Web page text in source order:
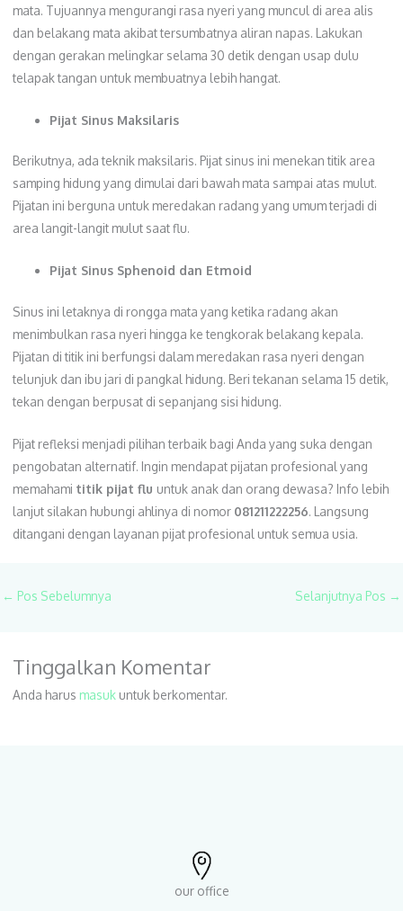
mata. Tujuannya mengurangi rasa nyeri yang muncul di area alis
dan belakang mata akibat tersumbatnya aliran napas. Lakukan
dengan gerakan melingkar selama 30 detik dengan usap dulu
telapak tangan untuk membuatnya lebih hangat.
Pijat Sinus Maksilaris
Berikutnya, ada teknik maksilaris. Pijat sinus ini menekan titik area
samping hidung yang dimulai dari bawah mata sampai atas mulut.
Pijatan ini berguna untuk meredakan radang yang umum terjadi di
area langit-langit mulut saat flu.
Pijat Sinus Sphenoid dan Etmoid
Sinus ini letaknya di rongga mata yang ketika radang akan
menimbulkan rasa nyeri hingga ke tengkorak belakang kepala.
Pijatan di titik ini berfungsi dalam meredakan rasa nyeri dengan
telunjuk dan ibu jari di pangkal hidung. Beri tekanan selama 15 detik,
tekan dengan berpusat di sepanjang sisi hidung.
Pijat refleksi menjadi pilihan terbaik bagi Anda yang suka dengan
pengobatan alternatif. Ingin mendapat pijatan profesional yang
memahami titik pijat flu untuk anak dan orang dewasa? Info lebih
lanjut silakan hubungi ahlinya di nomor 081211222256. Langsung
ditangani dengan layanan pijat profesional untuk semua usia.
← Pos Sebelumnya Selanjutnya Pos →
Tinggalkan Komentar
Anda harus masukuntuk berkomentar.
our office